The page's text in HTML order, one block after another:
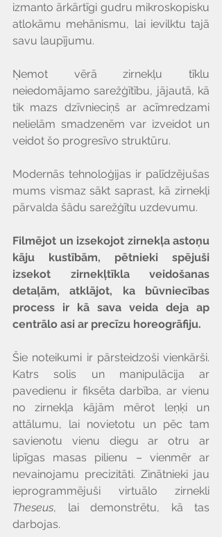
izmanto ārkārtīgi gudru mikroskopisku
atlokāmu mehānismu, lai ievilktu tajā
savu laupījumu.
Ņemot vērā zirnekļu tīklu
neiedomājamo sarežģītību, jājautā, kā
tik mazs dzīvnieciņš ar acīmredzami
nelielām smadzenēm var izveidot un
veidot šo progresīvo struktūru.
Modernās tehnoloģijas ir palīdzējušas
mums vismaz sākt saprast, kā zirnekļi
pārvalda šādu sarežģītu uzdevumu.
Filmējot un izsekojot zirnekļa astoņu
kāju kustībām, pētnieki spējuši
izsekot zirnekļtīkla veidošanas
detaļām, atklājot, ka būvniecības
process ir kā sava veida deja ap
centrālo asi ar precīzu horeogrāfiju.
Šie noteikumi ir pārsteidzoši vienkārši.
Katrs solis un manipulācija ar
pavedienu ir fiksēta darbība, ar vienu
no zirnekļa kājām mērot leņķi un
attālumu, lai novietotu un pēc tam
savienotu vienu diegu ar otru ar
lipīgas masas pilienu – vienmēr ar
nevainojamu precizitāti. Zinātnieki jau
Theseus, lai demonstrētu, kā tas
darbojas.